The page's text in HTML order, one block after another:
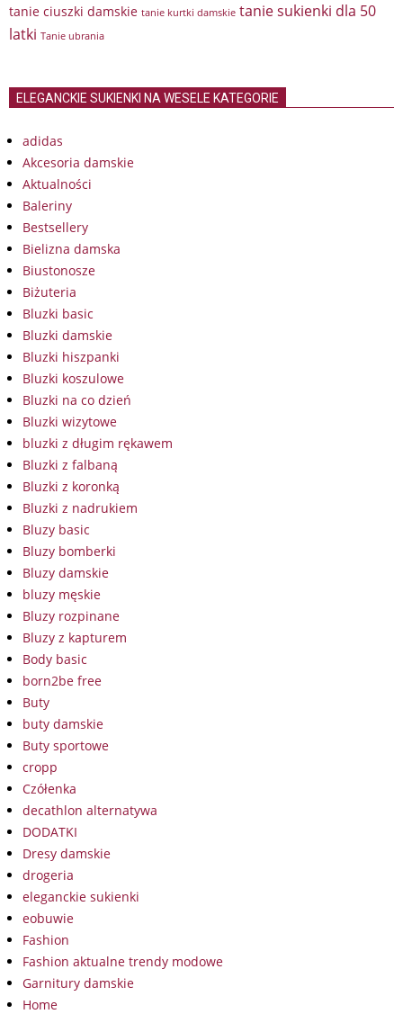
tanie ciuszki damskie tanie kurtki damskie tanie sukienki dla 50
latki Tanie ubrania
ELEGANCKIE SUKIENKI NA WESELE KATEGORIE
adidas
Akcesoria damskie
Aktualności
Baleriny
Bestsellery
Bielizna damska
Biustonosze
Biżuteria
Bluzki basic
Bluzki damskie
Bluzki hiszpanki
Bluzki koszulowe
Bluzki na co dzień
Bluzki wizytowe
bluzki z długim rękawem
Bluzki z falbaną
Bluzki z koronką
Bluzki z nadrukiem
Bluzy basic
Bluzy bomberki
Bluzy damskie
bluzy męskie
Bluzy rozpinane
Bluzy z kapturem
Body basic
born2be free
Buty
buty damskie
Buty sportowe
cropp
Czółenka
decathlon alternatywa
DODATKI
Dresy damskie
drogeria
eleganckie sukienki
eobuwie
Fashion
Fashion aktualne trendy modowe
Garnitury damskie
Home